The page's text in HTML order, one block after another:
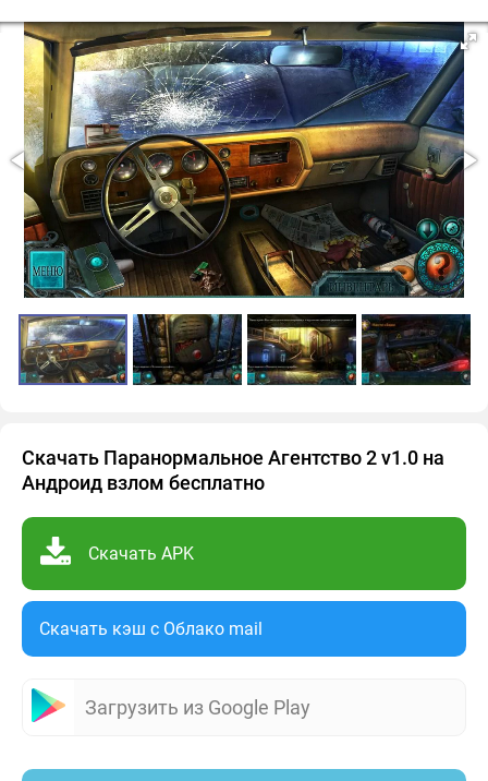
Скачать Паранормальное Агентство 2 v1.0 на
Андроид взлом бесплатно
Скачать APK
Скачать кэш c Облако mail
Загрузить из Google Play